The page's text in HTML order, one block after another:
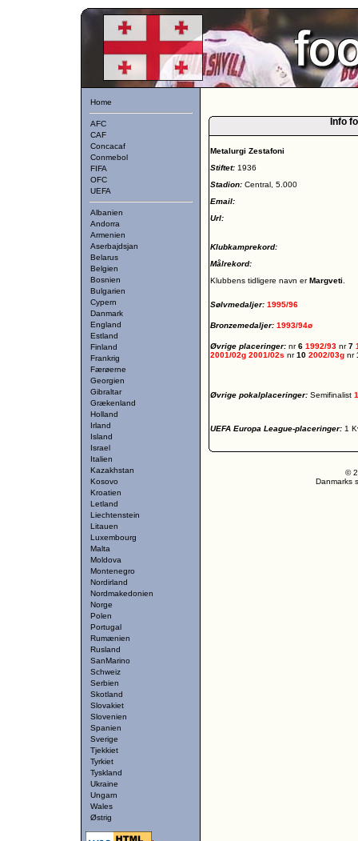
Home
AFC
CAF
Concacaf
Conmebol
FIFA
OFC
UEFA
Albanien
Andorra
Armenien
Aserbajdsjan
Belarus
Belgien
Bosnien
Bulgarien
Cypern
Danmark
England
Estland
Finland
Frankrig
Færøerne
Georgien
Gibraltar
Grækenland
Holland
Irland
Island
Israel
Italien
Kazakhstan
Kosovo
Kroatien
Letland
Liechtenstein
Litauen
Luxembourg
Malta
Moldova
Montenegro
Nordirland
Nordmakedonien
Norge
Polen
Portugal
Rumænien
Rusland
SanMarino
Schweiz
Serbien
Skotland
Slovakiet
Slovenien
Spanien
Sverige
Tjekkiet
Tyrkiet
Tyskland
Ukraine
Ungarn
Wales
Østrig
Info
Metalurgi Zestafoni
Stiftet: 1936
Stadion: Central, 5.000
Email:
Url:
Klubkamprekord:
Målrekord:
Klubbens tidligere navn erMargveti
Sølvmedaljer: 1995/96
Bronzemedaljer: 1993/94ø
Øvrige placeringer: nr6 1992/93 nr7
2001/02g 2001/02s nr10 2002/03g nr
Øvrige pokalplaceringer: Semifinalist
UEFA Europa League-placeringer: 1
©
Danmarks